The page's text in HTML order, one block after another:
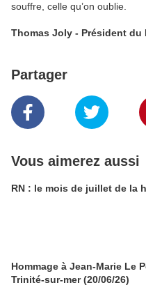
souffre, celle qu’on oublie.
Thomas Joly - Président du
Partager
Vous aimerez aussi
RN : le mois de juillet de la
Hommage à Jean-Marie Le
Trinité-sur-mer (20/06/26)